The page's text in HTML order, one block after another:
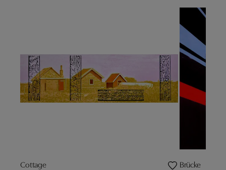
Cottage Brücke